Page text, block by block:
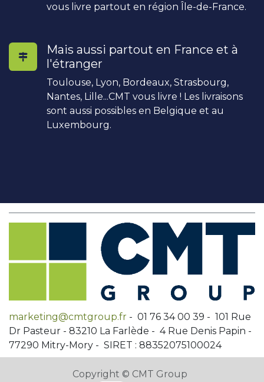
vous livre partout en région Île-de-France.
Mais aussi partout en France et à
l'étranger
Toulouse, Lyon, Bordeaux, Strasbourg,
Nantes, Lille...CMT vous livre ! Les livraisons
sont aussi possibles en Belgique et au
Luxembourg.
marketing@cmtgroup.fr - 01 76 34 00 39 - 101 Rue
Dr Pasteur - 83210 La Farlède - 4 Rue Denis Papin -
77290 Mitry-Mory - SIRET : 88352075100024
Copyright © CMT Group